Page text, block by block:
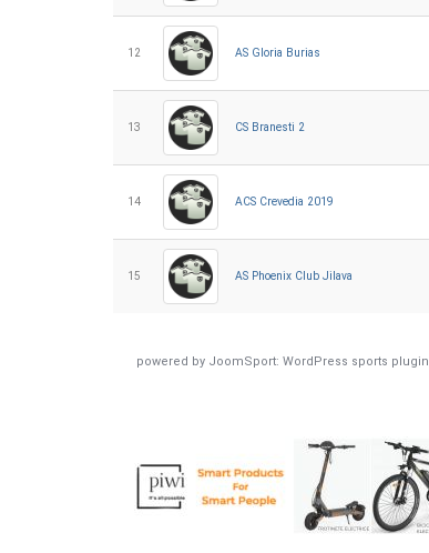
12 AS Gloria Burias
13 CS Branesti 2
14 ACS Crevedia 2019
15 AS Phoenix Club Jilava
powered by JoomSport: WordPress sports plugin